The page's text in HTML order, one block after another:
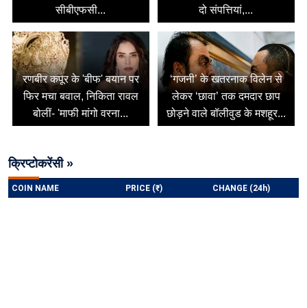
सीबीएफसी...
दो संपत्तियां,...
रणबीर कपूर के 'बीफ' बयान पर
फिर मचा बवाल, निकिता रावल
बोलीं- 'माफी मांगो वरना...
‘गजनी’ के खतरनाक विलेन से
लेकर ‘छावा’ तक दमदार छाप
छोड़ने वाले बॉलीवुड के मशहूर...
क्रिप्टोकरेंसी »